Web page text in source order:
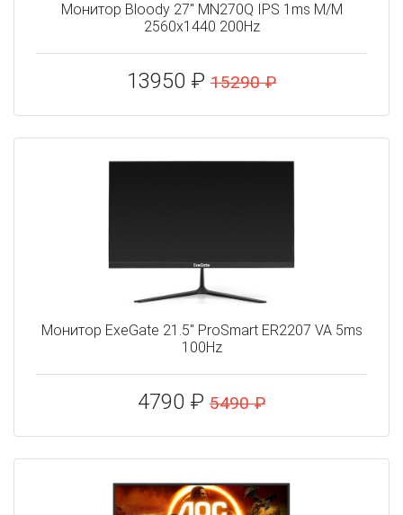
Монитор Bloody 27" MN270Q IPS 1ms M/M
2560x1440 200Hz
13950 ₽ 15290 ₽
Монитор ExeGate 21.5" ProSmart ER2207 VA 5ms
100Hz
4790 ₽ 5490 ₽